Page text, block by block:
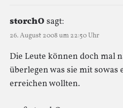
storchO sagt:
26. August 2008 um 22:50 Uhr
Die Leute können doch mal
überlegen was sie mit
erreichen wollten.